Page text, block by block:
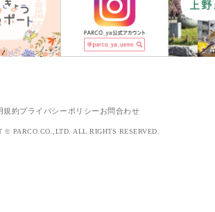
規約プライバシーポリシー お問合わせ
© PARCO.CO.,LTD. ALL RIGHTS RESERVED.